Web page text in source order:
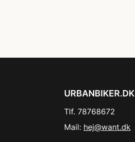
URBANBIKER.DK
Tlf. 78768672
Mail: hej@want.dk